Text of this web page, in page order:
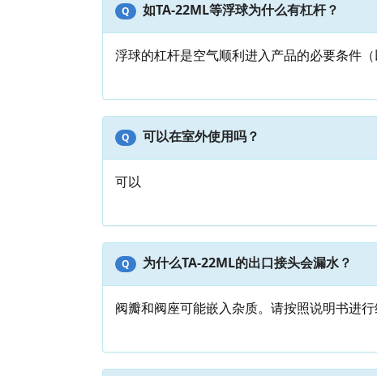
Q 如TA-22ML等浮球为什么有杠杆？
浮球的杠杆是空气顺利进入产品的必要条件（
Q 可以在室外使用吗？
可以
Q 为什么TA-22ML的出口接头会漏水？
阀瓣和阀座可能嵌入杂质。请按照说明书进行